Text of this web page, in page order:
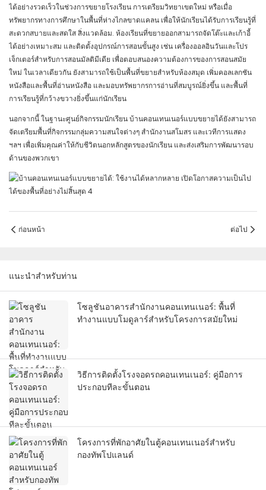
ได้อย่างรวดเร็วในช่วงการขยายโรงเรียน การเตรียมวิทยาเขตใหม่ หรือเมื่อ
ทรัพยากรทางการศึกษาในพื้นที่ห่างไกลขาดแคลน เพื่อให้นักเรียนได้รับการเรียนรู้ที่
สะดวกสบายและสดใส สิ่งแวดล้อม. ห้องเรียนที่ขยายออกสามารถจัดโต๊ะและเก้าอี้
ได้อย่างเหมาะสม และติดตั้งอุปกรณ์การสอนขั้นสูง เช่น เครื่องออลอินวันและโปร
เจ็กเตอร์สำหรับการสอนมัลติมีเดีย เพื่อตอบสนองความต้องการของการสอนสมัย
ใหม่ ในเวลาเดียวกัน ยังสามารถใช้เป็นพื้นที่ขยายสำหรับห้องสมุด เพิ่มคอลเลกชัน
หนังสือและพื้นที่อ่านหนังสือ และมอบทรัพยากรการอ่านที่สมบูรณ์ยิ่งขึ้น และพื้นที่
การเรียนรู้ที่กว้างขวางยิ่งขึ้นแก่นักเรียน
นอกจากนี้ ในฐานะศูนย์กิจกรรมนักเรียน บ้านคอนเทนเนอร์แบบขยายได้ยังสามารถ
จัดเตรียมพื้นที่กิจกรรมกลุ่มความสนใจต่างๆ สำนักงานสโมสร และเวทีการแสดง
ฯลฯ เพื่อเพิ่มคุณค่าให้กับชีวิตนอกหลักสูตรของนักเรียน และส่งเสริมการพัฒนารอบ
ด้านของพวกเขา
ก่อนหน้า ต่อไป
แนะนำสำหรับท่าน
โซลูชันอาคารสำนักงานคอนเทนเนอร์: พื้นที่
ทำงานแบบโมดูลาร์สำหรับโครงการสมัยใหม่
วิธีการติดตั้งโรงจอดรถคอนเทนเนอร์: คู่มือการ
ประกอบทีละขั้นตอน
โครงการที่พักอาศัยในตู้คอนเทนเนอร์สำหรับ
กองทัพโปแลนด์